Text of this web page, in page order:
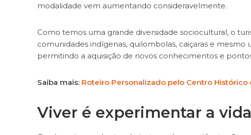
modalidade vem aumentando consideravelmente.
Como temos uma grande diversidade sociocultural, o
comunidades indígenas, quilombolas, caiçaras e mesmo
permitindo a aquisição de novos conhecimentos e
Saiba mais: Roteiro Personalizado pelo Centro Histórico
Viver é experimentar a